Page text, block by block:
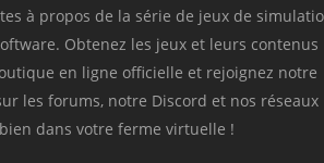
à propos de la série de jeux de
Obtenez les jeux et leurs contenus
en ligne officielle et rejoignez notre
les forums, notre Discord et nos réseaux
dans votre ferme virtuelle !